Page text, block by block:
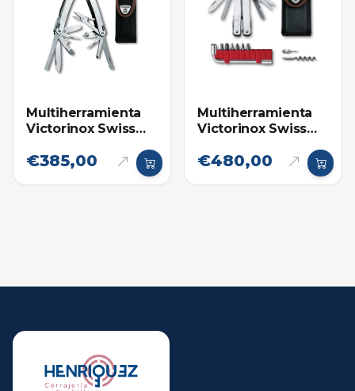
Multiherramienta
Victorinox Swiss
Forro de Nylon
€385,00
Multiherramienta
Victorinox Swiss
con Forro de Nylon
€480,00